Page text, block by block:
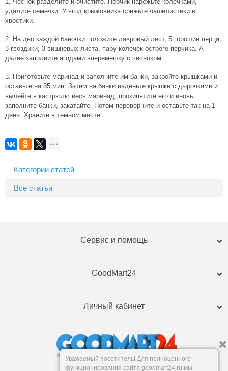
удалите семечки. У ягод крыжовника срежьте чашелистики и
хвостики.
2. На дно каждой баночки положите лавровый лист, 5 горошин перца,
3 гвоздики, 3 вишневых листа, пару колечек острого перчика. А
далее заполните ягодами вперемешку с чесноком.
3. Приготовьте маринад и заполните им банки, закройте крышками и
оставьте на 35 мин. Затем на банки наденьте крышки с дырочками и
вылейте в кастрюлю весь маринад, прокипятите его и вновь
заполните банки, закатайте. Потом переверните и оставьте так на 1
день. Храните в темном месте.
Категории статей
Все статьи
Сервис и помощь
GoodMart24
Личный кабинет
Уважаемый посетитель! Для полноценного
функционирования сайта goodmart24.ru мы